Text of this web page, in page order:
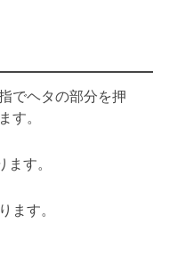
でヘタの部分を押
す。
す。
ます。